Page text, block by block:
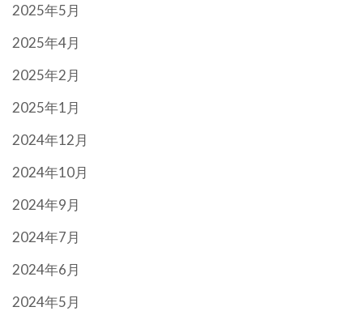
2025年5月
2025年4月
2025年2月
2025年1月
2024年12月
2024年10月
2024年9月
2024年7月
2024年6月
2024年5月